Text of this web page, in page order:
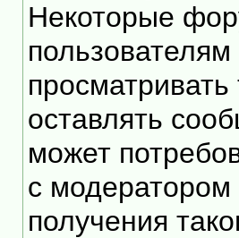
Некоторые
оставлять
может
с
получения